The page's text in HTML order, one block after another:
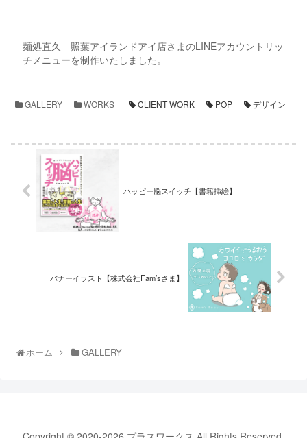
麺処直久 照葉アイランドアイ店さまのLINEアカウントリッ
チメニューを制作いたしました。
GALLERY WORKS CLIENT WORK POP デザイン
ハッピー脳スイッチ【書籍挿絵】
バナーイラスト【株式会社Fam’sさま】
ホーム GALLERY